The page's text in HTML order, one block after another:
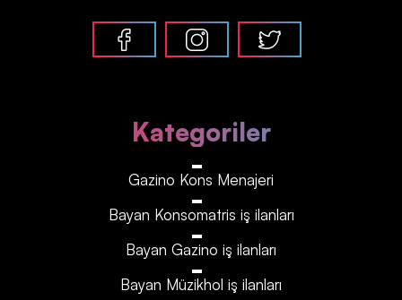
Kategoriler
Gazino Kons Menajeri
Bayan Konsomatris iş ilanları
Bayan Gazino iş ilanları
Bayan Müzikhol iş ilanları